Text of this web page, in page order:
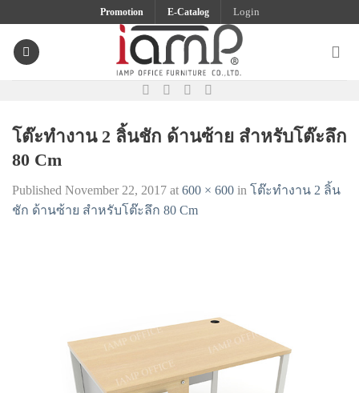
content
Promotion E-Catalog Login
โต๊ะทำงาน 2 ลิ้นชัก ด้านซ้าย สำหรับโต๊ะลึก
80 Cm
Published November 22, 2017 at 600 × 600 in โต๊ะทำงาน 2 ลิ้น
ชัก ด้านซ้าย สำหรับโต๊ะลึก 80 Cm